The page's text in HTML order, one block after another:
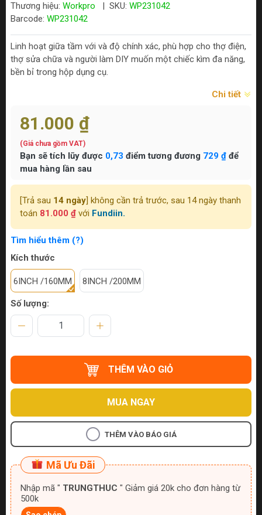
Thương hiệu: Workpro SKU: WP231042
Barcode: WP231042
Linh hoạt giữa tầm với và độ chính xác, phù hợp cho thợ điện,
thợ sửa chữa và người làm DIY muốn một chiếc kìm đa năng,
bền bỉ trong hộp dụng cụ.
Chi tiết
81.000 ₫
(Giá chưa gồm VAT)
Bạn sẽ tích lũy được 0,73 điểm tương đương 729 ₫ để
mua hàng lần sau
[Trả sau 14 ngày ] không cần trả trước, sau 14 ngày thanh
toán 81.000 ₫ với Fundiin.
Tìm hiểu thêm (?)
Kích thước
6INCH /160MM 8INCH /200MM
Số lượng:
THÊM VÀO GIỎ
MUA NGAY
THÊM VÀO BÁO GIÁ
Mã Ưu Đãi
Nhập mã " TRUNGTHUC " Giảm giá 20k cho đơn hàng từ
500k